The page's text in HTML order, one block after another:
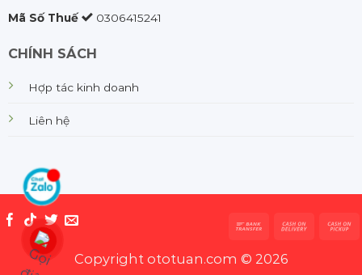
Mã Số Thuế 0306415241
CHÍNH SÁCH
Hợp tác kinh doanh
Liên hệ
Copyright ototuan.com © 2026